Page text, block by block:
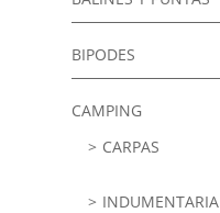
BIPODES
CAMPING
CARPAS
INDUMENTARIA